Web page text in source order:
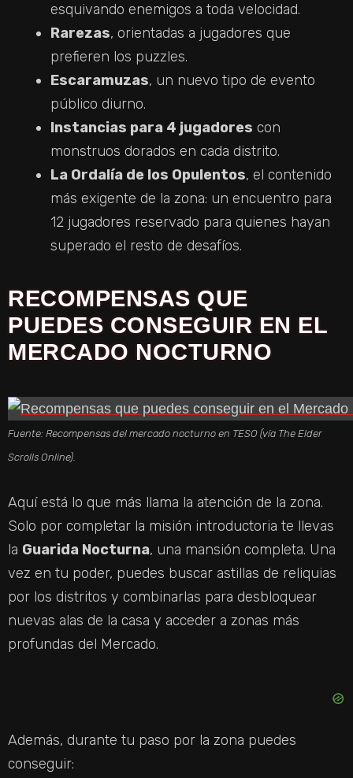
I
D
E
O
esquivando enemigos a toda velocidad.
Rarezas, orientadas a jugadores que
prefieren los puzzles.
Escaramuzas, un nuevo tipo de evento
público diurno.
Instancias para 4 jugadores con
monstruos dorados en cada distrito.
La Ordalía de los Opulentos, el contenido
más exigente de la zona: un encuentro para
12 jugadores reservado para quienes hayan
superado el resto de desafíos.
RECOMPENSAS QUE
PUEDES CONSEGUIR EN EL
MERCADO NOCTURNO
Fuente: Recompensas del mercado nocturno en TESO (vía The Elder
Scrolls Online).
Aquí está lo que más llama la atención de la zona.
Solo por completar la misión introductoria te llevas
la Guarida Nocturna, una mansión completa. Una
vez en tu poder, puedes buscar astillas de reliquias
por los distritos y combinarlas para desbloquear
nuevas alas de la casa y acceder a zonas más
profundas del Mercado.
Además, durante tu paso por la zona puedes
conseguir: